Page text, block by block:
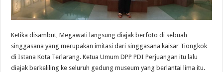
Ketika disambut, Megawati langsung diajak berfoto di sebuah
singgasana yang merupakan imitasi dari singgasana kaisar Tiongkok
di Istana Kota Terlarang. Ketua Umum DPP PDI Perjuangan itu lalu
diajak berkeliling ke seluruh gedung museum yang berlantai lima itu.